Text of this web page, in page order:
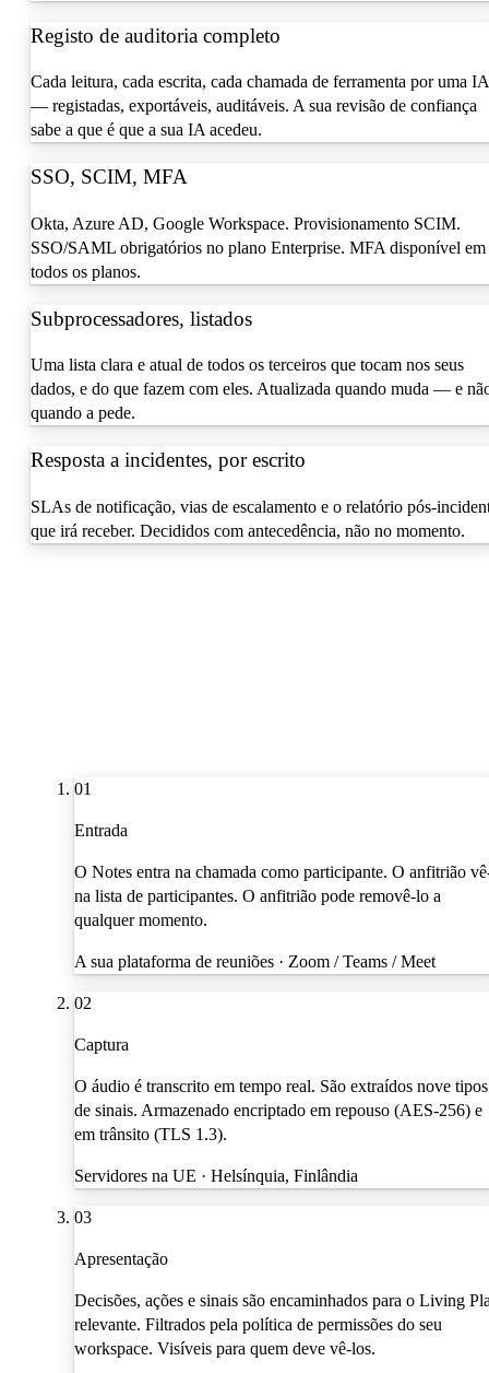
Registo de auditoria completo
Cada leitura, cada escrita, cada chamada de ferramenta por uma IA
— registadas, exportáveis, auditáveis. A sua revisão de confiança
sabe a que é que a sua IA acedeu.
SSO, SCIM, MFA
Okta, Azure AD, Google Workspace. Provisionamento SCIM.
SSO/SAML obrigatórios no plano Enterprise. MFA disponível em
todos os planos.
Subprocessadores, listados
Uma lista clara e atual de todos os terceiros que tocam nos seus
dados, e do que fazem com eles. Atualizada quando muda — e
quando a pede.
Resposta a incidentes, por escrito
SLAs de notificação, vias de escalamento e o relatório pós-
que irá receber. Decididos com antecedência, não no momento.
01
Entrada
O Notes entra na chamada como participante. O anfitrião
na lista de participantes. O anfitrião pode removê-lo a
qualquer momento.
A sua plataforma de reuniões · Zoom / Teams / Meet
02
Captura
O áudio é transcrito em tempo real. São extraídos nove tipos
de sinais. Armazenado encriptado em repouso (AES-256) e
em trânsito (TLS 1.3).
Servidores na UE · Helsínquia, Finlândia
03
Apresentação
Decisões, ações e sinais são encaminhados para o Living
relevante. Filtrados pela política de permissões do seu
workspace. Visíveis para quem deve vê-los.